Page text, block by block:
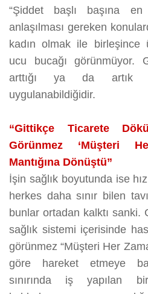
“Şiddet başlı başına en
anlaşılması gereken
kadın olmak ile birleşince
ucu bucağı görünmüyor.
arttığı ya da artık
uygulanabildiğidir.
“Gittikçe Ticarete
Görünmez ‘Müşteri
Mantığına Dönüştü”
İşin sağlık boyutunda ise
herkes daha sınır bilen
bunlar ortadan kalktı sanki.
sağlık sistemi içerisinde
görünmez “Müşteri Her
göre hareket etmeye
sınırında iş yapılan